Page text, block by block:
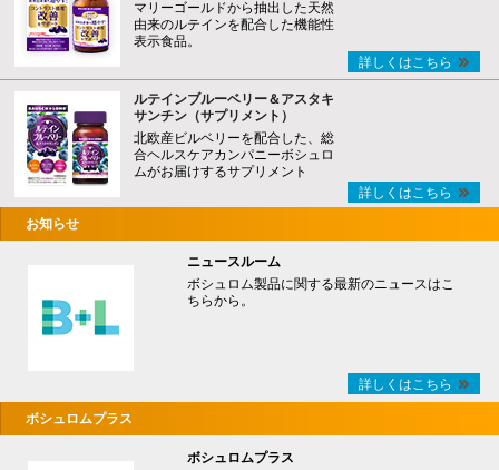
マリーゴールドから抽出した天然
由来のルテインを配合した機能性
表示食品。
詳しくはこちら
ルテインブルーベリー＆アスタキ
サンチン（サプリメント）
北欧産ビルベリーを配合した、総
合ヘルスケアカンパニーボシュロ
ムがお届けするサプリメント
詳しくはこちら
お知らせ
ニュースルーム
ボシュロム製品に関する最新のニュースはこ
ちらから。
詳しくはこちら
ボシュロムプラス
ボシュロムプラス